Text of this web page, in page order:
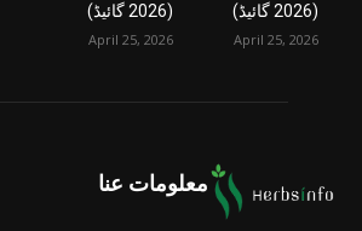
(2026 گائیڈ)
April 25, 2026
(2026 گائیڈ)
April 25, 2026
معلومات عنا